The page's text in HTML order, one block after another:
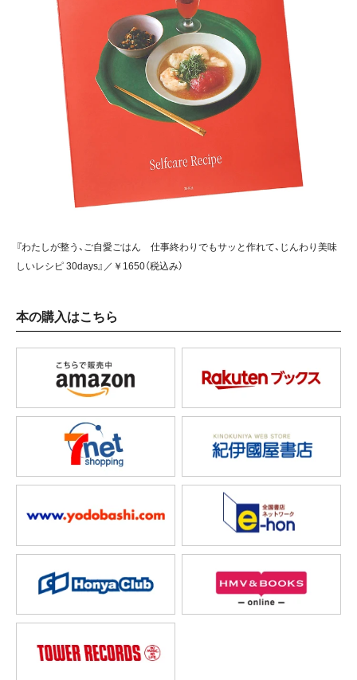
『わたしが整う、ご自愛ごはん 仕事終わりでもサッと作れて、じんわり美味
しいレシピ 30days』／￥1650（税込み）
本の購入はこちら